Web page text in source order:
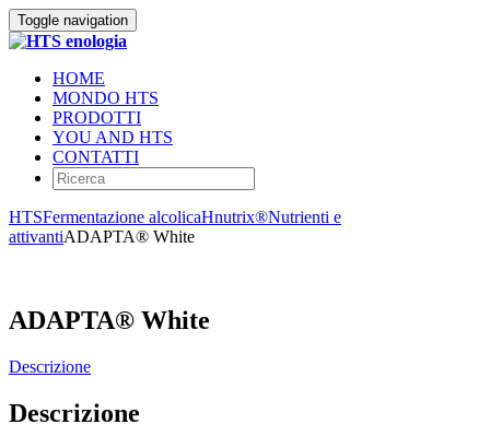
Toggle navigation
HOME
MONDO HTS
PRODOTTI
YOU AND HTS
CONTATTI
HTSFermentazione alcolicaHnutrix®Nutrienti e
attivantiADAPTA® White
ADAPTA® White
Descrizione
Descrizione